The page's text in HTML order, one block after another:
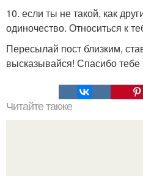
10. если ты не такой, как
одиночество. Относиться к
Пересылай пост близким,
высказывайся! Спасибо тебе
Читайте также